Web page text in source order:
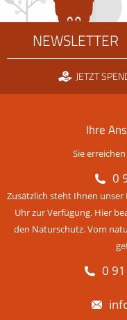
NEWSLETTER
JETZT
Ihre
Sie
0
Zusätzlich steht Ihnen
Uhr zur Verfügung. Hier
den Naturschutz. Vom
0